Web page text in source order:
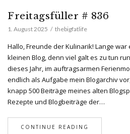
Freitagsfüller # 836
1. August 2025 thebigfatlife
Hallo, Freunde der Kulinarik! Lange
kleinen Blog, denn viel galt es zu tun
dieses Jahr, im auftragsarmen
endlich als Aufgabe mein Blogarchiv
knapp 500 Beiträge meines alten
Rezepte und Blogbeiträge der…
CONTINUE READING